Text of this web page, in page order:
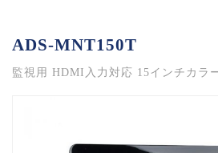
ADS-MNT150T
監視用 HDMI入力対応 15インチカラ